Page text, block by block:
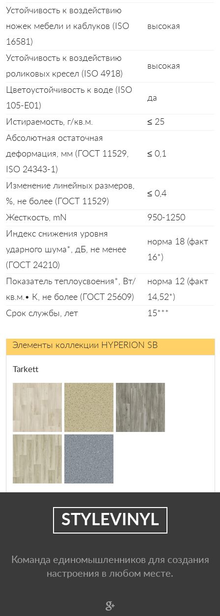
Устойчивость к воздействию
ножек мебели и каблуков (ISO
16581)
высокая
Устойчивость к воздействию
роликовых кресел (ISO 4918)
высокая
Цветоустойчивость к воде (ISO
105-E01)
да
Истираемость, г/кв.м.
≤ 25
Абсолютная остаточная
деформация, мм (ГОСТ 11529,
ISO 24343-1)
≤ 0,1
Изменение линейных размеров,
%, не более (ГОСТ 11529)
≤ 0,4
Жесткость, mN
950-1250
Индекс снижения уровня
ударного шума*, дБ, не менее
(ГОСТ 24210)
норма 18 (факт
16*)
Показатель теплоусвоения*, Вт/
кв.м.• К, не более (ГОСТ 25609)
норма 12 (факт
14,52*)
Срок службы, лет
15***
Элементы коллекции HYPERION SB
Tarkett
STYLEVINYL
Команда единомышленников для создания
настроения в любом месте.